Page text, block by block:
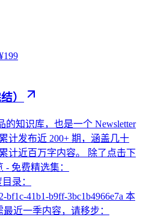
）
知识库，也是一个 Newsletter
计发布近 200+ 期，涵盖几十
计近百万字内容。 除了点击下
免费精选集：
录：
bf1c-41b1-b9ff-3bc1b4966e7a 本
近一季内容，请移步：